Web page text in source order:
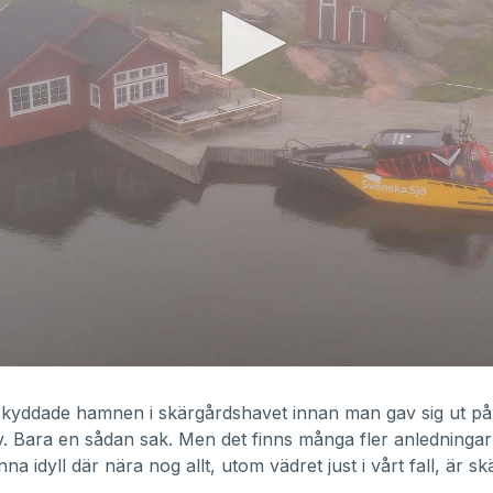
hamnen i skärgårdshavet innan man gav sig ut
Bara en sådan sak. Men det finns många fler
idyll där nära nog allt, utom vädret just i vårt fall, är